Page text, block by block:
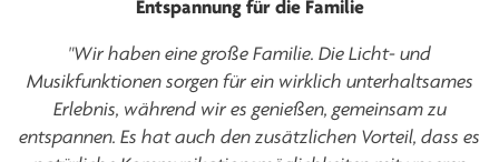
Entspannung für die Familie
"Wir haben eine große Familie. Die Licht- und
Musikfunktionen sorgen für ein wirklich unterhaltsames
Erlebnis, während wir es genießen, gemeinsam zu
entspannen. Es hat auch den zusätzlichen Vorteil, dass es